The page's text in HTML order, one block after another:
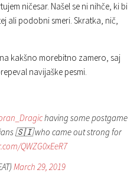
ničesar. Našel se ni nihče, ki bi
ali podobni smeri. Skratka, nič,
kakšno morebitno zamero, saj
navijaške pesmi.
having some postgame
🇸🇮 who came out strong for
QWZG0xEeR7
March 29, 2019